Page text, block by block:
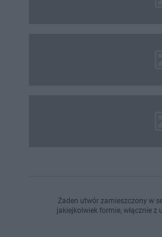
Żaden utwór zamieszczony w
jakiejkolwiek formie, włącznie